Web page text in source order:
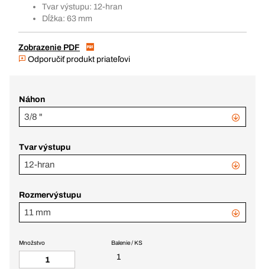
Tvar výstupu: 12-hran
Dĺžka: 63 mm
Zobrazenie PDF
Odporučiť produkt priateľovi
Náhon
3/8 "
Tvar výstupu
12-hran
Rozmervýstupu
11 mm
Balenie / KS
1
Množstvo